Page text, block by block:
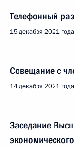
Телефонный
15 декабря 2021 года
Совещание с
14 декабря 2021 года
Заседание